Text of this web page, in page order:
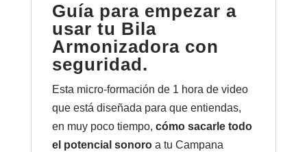
hora)
cantidad
Guía para empezar a
usar tu Bila
Armonizadora con
seguridad.
Esta micro-formación de 1 hora de video
que está diseñada para que entiendas,
en muy poco tiempo, cómo sacarle todo
el potencial sonoroa tu Campana